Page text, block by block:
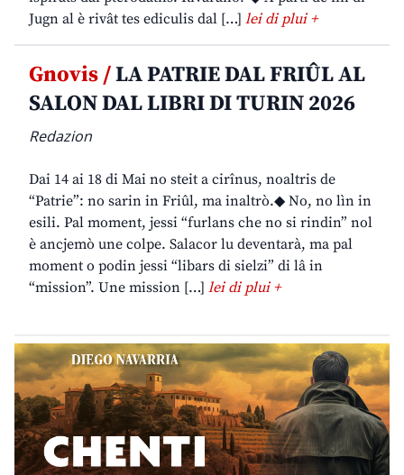
Jugn al è rivât tes ediculis dal […] lei di plui +
Gnovis /LA PATRIE DAL FRIÛL AL
SALON DAL LIBRI DI TURIN 2026
Redazion
Dai 14 ai 18 di Mai no steit a cirînus, noaltris de
“Patrie”: no sarin in Friûl, ma inaltrò.◆ No, no lìn in
esili. Pal moment, jessi “furlans che no si rindin” nol
è ancjemò une colpe. Salacor lu deventarà, ma pal
moment o podin jessi “libars di sielzi” di lâ in
“mission”. Une mission […] lei di plui +